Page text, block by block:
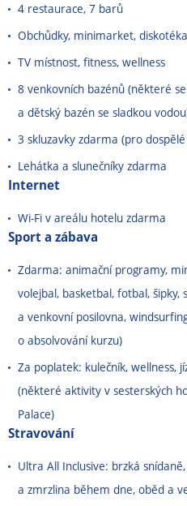
4 restaurace, 7 barů
Obchůdky, minimarket, diskotéka
TV místnost, fitness, wellness
8 venkovních bazénů (některé
a dětský bazén se sladkou
3 skluzavky zdarma (pro
Lehátka a slunečníky zdarma
Internet
Wi-Fi v areálu hotelu zdarma
Sport a zábava
Zdarma: animační programy,
volejbal, basketbal, fotbal, šipky,
a venkovní posilovna,
o absolvování kurzu)
Za poplatek: kulečník, wellness,
(některé aktivity v sesterských
Palace)
Stravování
Ultra All Inclusive: brzká
a zmrzlina během dne, oběd a